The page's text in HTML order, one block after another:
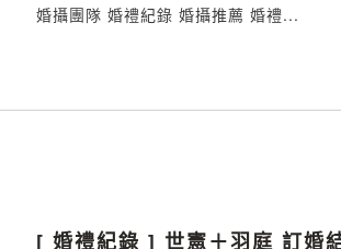
婚攝團隊 婚禮紀錄 婚攝推薦 婚禮...
[ 婚禮紀錄 ] 世憲＋羽庭 訂婚